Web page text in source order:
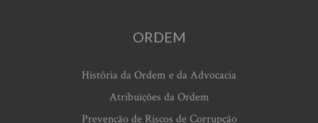
ORDEM
História da Ordem e da Advocacia
Atribuições da Ordem
Prevenção de Riscos de Corrupção